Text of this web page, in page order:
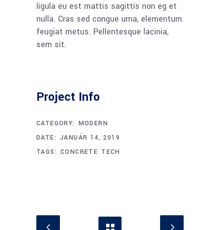
ligula eu est mattis sagittis non eg et
nulla. Cras sed congue urna, elementum
feugiat metus. Pellentesque lacinia,
sem sit.
Project Info
CATEGORY: MODERN
DATE: JANUÁR 14, 2019
TAGS: CONCRETE TECH